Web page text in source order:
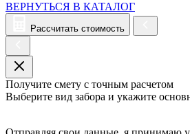
ВЕРНУТЬСЯ В КАТАЛОГ
Рассчитать стоимость
Получите смету с точным расчетом
Выберите вид забора и укажите